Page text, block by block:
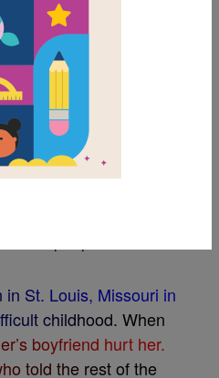
BEELINE SETTINGS
geloutobeo n
in St. Louis, Missouri in
fcultchildhood. When
er’s boyfriend hurt her.
ho told the restofthe